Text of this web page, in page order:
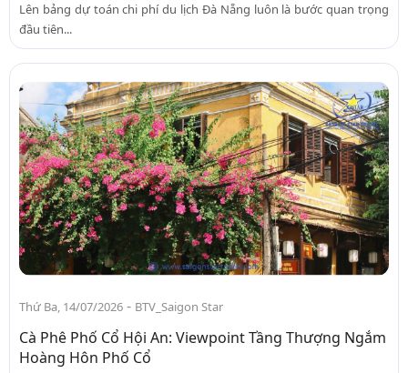
Lên bảng dự toán chi phí du lịch Đà Nẵng luôn là bước quan trọng
đầu tiên...
Thứ Ba, 14/07/2026 - BTV_Saigon Star
Cà Phê Phố Cổ Hội An: Viewpoint Tầng Thượng Ngắm
Hoàng Hôn Phố Cổ